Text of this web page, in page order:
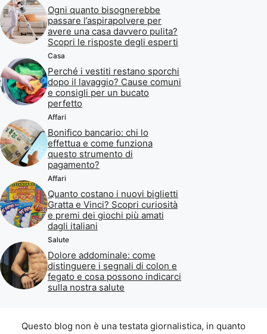
Ogni quanto bisognerebbe
passare l’aspirapolvere per
avere una casa davvero pulita?
Scopri le risposte degli esperti
Casa
Perché i vestiti restano sporchi
dopo il lavaggio? Cause comuni
e consigli per un bucato
perfetto
Affari
Bonifico bancario: chi lo
effettua e come funziona
questo strumento di
pagamento?
Affari
Quanto costano i nuovi biglietti
Gratta e Vinci? Scopri curiosità
e premi dei giochi più amati
dagli italiani
Salute
Dolore addominale: come
distinguere i segnali di colon e
fegato e cosa possono indicarci
sulla nostra salute
Questo blog non è una testata giornalistica, in quanto